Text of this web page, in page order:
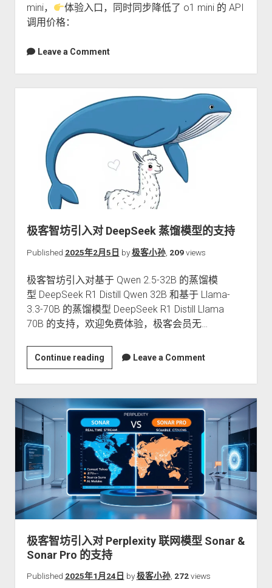
mini，
体验入口，同时同步降低了 o1 mini 的 API
调用价格：
Leave a Comment
极客智坊引入对 DeepSeek 蒸馏模型的支持
Published 2025年2月5日 by极客小孙, 209views
极客智坊引入对基于 Qwen 2.5-32B 的蒸馏模
型 DeepSeek R1 Distill Qwen 32B 和基于 Llama-
3.3-70B 的蒸馏模型 DeepSeek R1 Distill Llama
70B 的支持，欢迎免费体验，极客会员无…
Continue reading极
客
智
坊
引
入
对
DeepSeek
蒸
馏
模
型
支
持
Leave a Comment
极客智坊引入对 Perplexity 联网模型 Sonar &
Sonar Pro 的支持
Published 2025年1月24日 by极客小孙, 272views